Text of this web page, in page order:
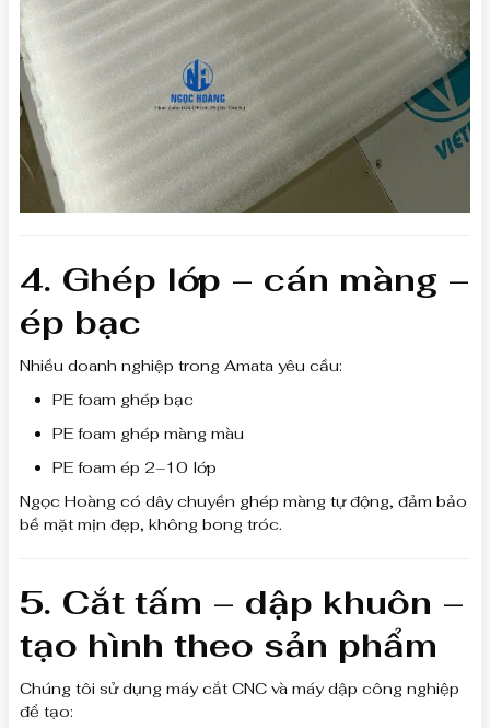
4. Ghép lớp – cán màng –
ép bạc
Nhiều doanh nghiệp trong Amata yêu cầu:
PE foam ghép bạc
PE foam ghép màng màu
PE foam ép 2–10 lớp
Ngọc Hoàng có dây chuyền ghép màng tự động, đảm bảo
bề mặt mịn đẹp, không bong tróc.
5. Cắt tấm – dập khuôn –
tạo hình theo sản phẩm
Chúng tôi sử dụng máy cắt CNC và máy dập công nghiệp
để tạo: